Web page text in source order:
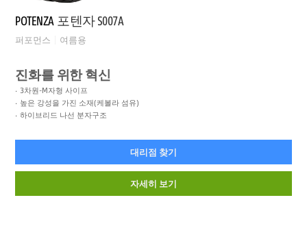
POTENZA 포텐자 S007A
퍼포먼스 여름용
진화를 위한 혁신
3차원-M자형 사이프
높은 강성을 가진 소재(케볼라 섬유)
하이브리드 나선 분자구조
대리점 찾기
자세히 보기